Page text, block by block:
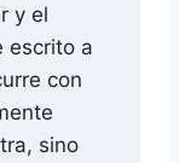
y el
escrito a
con
sino